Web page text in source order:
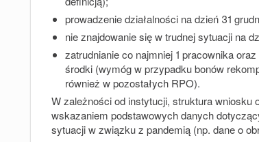
prowadzenie działalności na dzień 31
nie znajdowanie się w trudnej sytuacji na
zatrudnianie co najmniej 1 pracownika
środki (wymóg w przypadku bonów
również w pozostałych RPO).
W zależności od instytucji, struktura wniosku
wskazaniem podstawowych danych
sytuacji w związku z pandemią (np. dane o